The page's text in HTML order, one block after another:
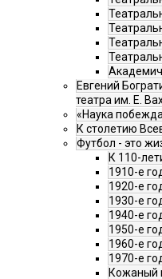
Евгений
театра им. Е.
«Наука
К столетию
Футбол - это
К 110-
1910-е
1920-е
1930-е
1940-е
1950-е
1960-е
1970-е
Кожаный